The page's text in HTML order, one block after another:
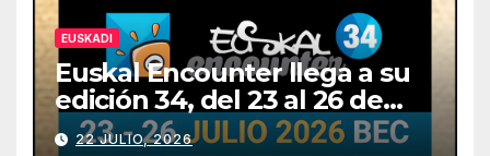
EUSKADI
Euskal Encounter llega a su
edición 34, del 23 al 26 de
julio
22 JULIO, 2026